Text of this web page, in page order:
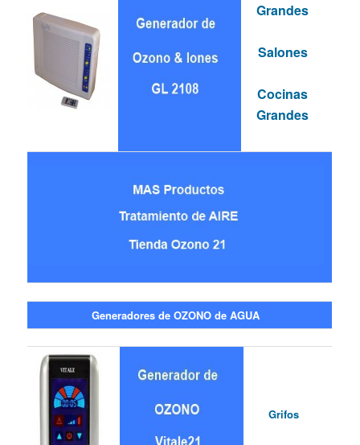
Grandes
Salones
Cocinas
Grandes
Generadores de OZONO de AGUA
Grifos